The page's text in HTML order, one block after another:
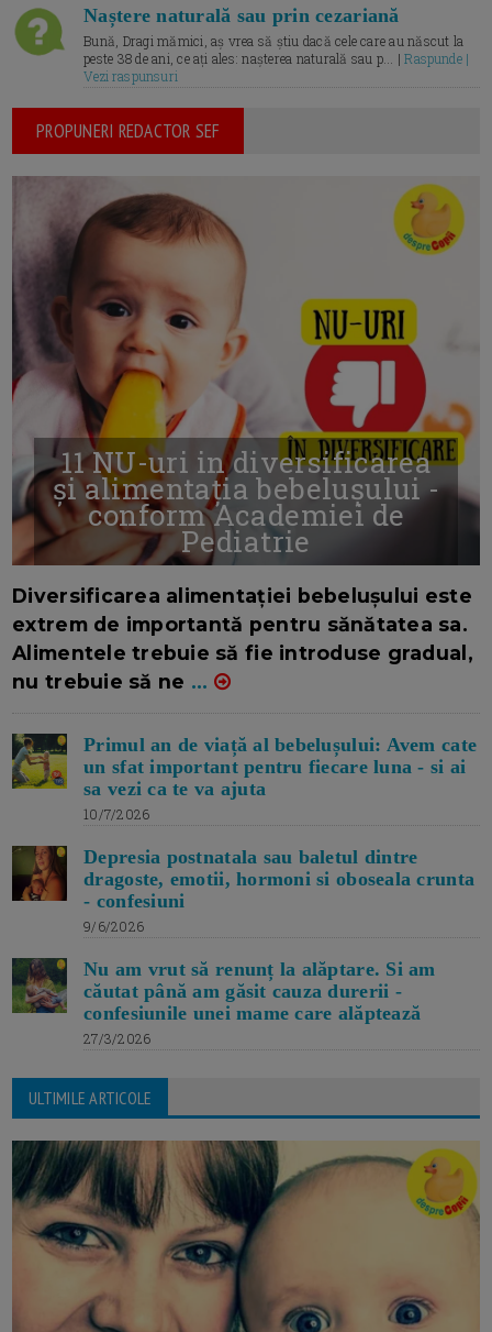
Naștere naturală sau prin cezariană
Bună, Dragi mămici, aș vrea să știu dacă cele care au născut la
peste 38 de ani, ce ați ales: nașterea naturală sau p... |Raspunde |
Vezi raspunsuri
PROPUNERI REDACTOR SEF
11 NU-uri in diversificarea
și alimentația bebelușului -
conform Academiei de
Pediatrie
Diversificarea alimentației bebelușului este
extrem de importantă pentru sănătatea sa.
Alimentele trebuie să fie introduse gradual,
nu trebuie să ne ...
Primul an de viață al bebelușului: Avem cate
un sfat important pentru fiecare luna - si ai
sa vezi ca te va ajuta
10/7/2026
Depresia postnatala sau baletul dintre
dragoste, emotii, hormoni si oboseala crunta
- confesiuni
9/6/2026
Nu am vrut să renunț la alăptare. Si am
căutat până am găsit cauza durerii -
confesiunile unei mame care alăptează
27/3/2026
ULTIMILE ARTICOLE